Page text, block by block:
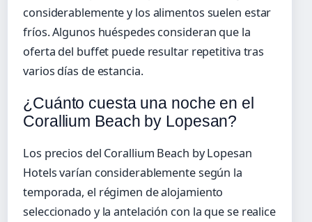
considerablemente y los alimentos suelen estar
fríos. Algunos huéspedes consideran que la
oferta del buffet puede resultar repetitiva tras
varios días de estancia.
¿Cuánto cuesta una noche en el
Corallium Beach by Lopesan?
Los precios del Corallium Beach by Lopesan
Hotels varían considerablemente según la
temporada, el régimen de alojamiento
seleccionado y la antelación con la que se realice